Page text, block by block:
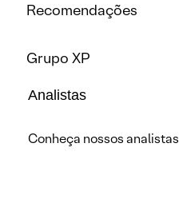
Recomendações
Grupo XP
Analistas
Conheça nossos analistas